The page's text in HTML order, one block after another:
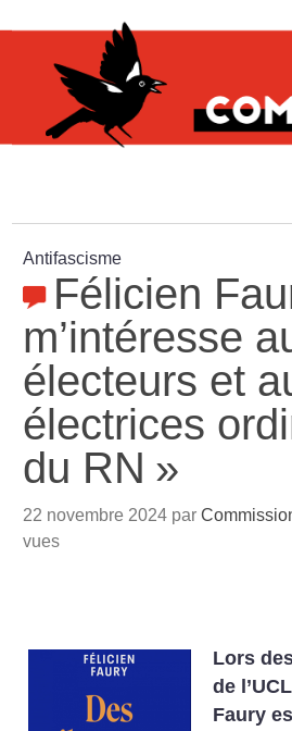
Antifascisme
Félicien
m’intéresse
électeurs et
électrices
du RN »
22 novembre 2024 par
vues
Lors
de
Faury